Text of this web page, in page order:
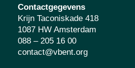
Contactgegevens
Krijn Taconiskade 418
1087 HW Amsterdam
088 – 205 16 00
contact@vbent.org